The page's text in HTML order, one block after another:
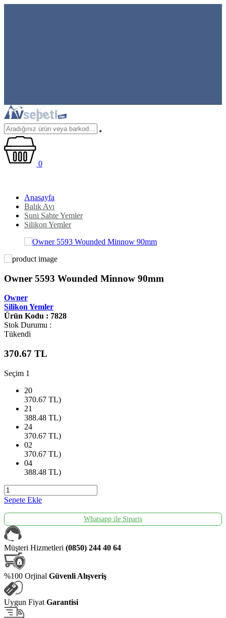
0
Anasayfa
Balık Avı
Suni Sahte Yemler
Silikon Yemler
Owner 5593 Wounded Minnow 90mm
Owner
Silikon Yemler
Ürün Kodu : 7828
Stok Durumu :
Tükendi
370.67 TL
Seçim 1
20
370.67 TL)
21
388.48 TL)
24
370.67 TL)
02
370.67 TL)
04
388.48 TL)
Sepete Ekle
Whatsapp ile Sipariş
Müşteri Hizmetleri (0850) 244 40 64
%100 Orjinal Güvenli Alışveriş
Uygun Fiyat Garantisi